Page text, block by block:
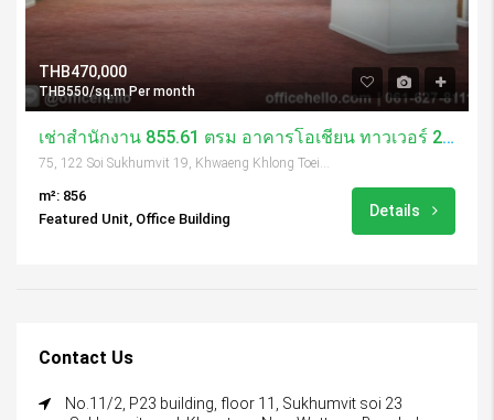
THB470,000
THB550/sq.m Per month
เช่าสำนักงาน 855.61 ตรม อาคารโอเชี่ยน ทาวเวอร์ 2 / Ocean Tower 2
m²: 856
Featured Unit, Office Building
Details
Contact Us
No.11/2, P23 building, floor 11, Sukhumvit soi 23